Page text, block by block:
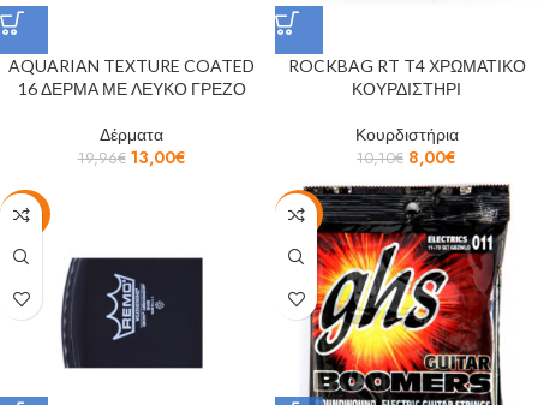
AQUARIAN TEXTURE COATED
16 ΔΕΡΜΑ ΜΕ ΛΕΥΚΟ ΓΡΕΖΟ
Δέρματα
19,96€ 13,00€
ROCKBAG RT T4 ΧΡΩΜΑΤΙΚΟ
ΚΟΥΡΔΙΣΤΗΡΙ
Κουρδιστήρια
10,10€ 8,00€
-23% -14%